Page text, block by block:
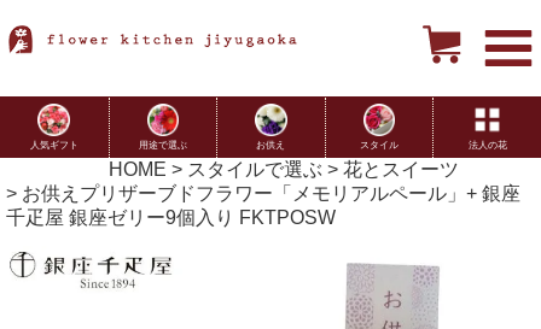
人気ギフト 用途で選ぶ お供え スタイル 法人の花
HOME スタイルで選ぶ
花とスイーツ
お供えプリザーブドフラワー「メモリアルペール」+ 銀座
千疋屋 銀座ゼリー9個入り FKTPOSW